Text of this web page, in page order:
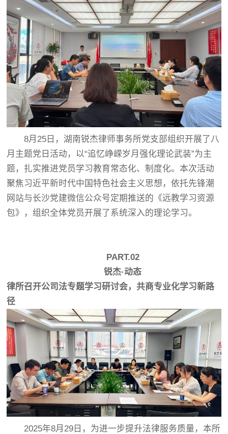
8月25日，湖南锐杰律师事务所党支部组织开展了八
月主题党日活动，以“追忆峥嵘岁月强化理论武装”为主
题，扎实推进党员学习教育常态化、制度化。本次活动
聚焦习近平新时代中国特色社会主义思想，依托先锋潮
网站与长沙党建微信公众号定期推送的《远教学习资源
包》，组织全体党员开展了系统深入的理论学习。
PART.02
锐杰·动态
律所召开公司法专题学习研讨会，共商专业化学习新路
径
2025年8月29日，为进一步提升法律服务质量，本所